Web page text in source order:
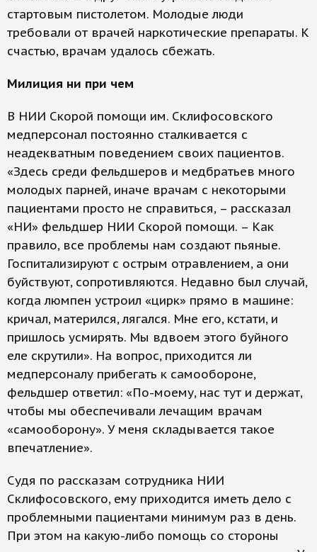
стартовым пистолетом. Молодые люди
требовали от врачей наркотические препараты. К
счастью, врачам удалось сбежать.
Милиция ни при чем
В НИИ Скорой помощи им. Склифосовского
медперсонал постоянно сталкивается с
неадекватным поведением своих пациентов.
«Здесь среди фельдшеров и медбратьев много
молодых парней, иначе врачам с некоторыми
пациентами просто не справиться, – рассказал
«НИ» фельдшер НИИ Скорой помощи. – Как
правило, все проблемы нам создают пьяные.
Госпитализируют с острым отравлением, а они
буйствуют, сопротивляются. Недавно был случай,
когда люмпен устроил «цирк» прямо в машине:
кричал, матерился, лягался. Мне его, кстати, и
пришлось усмирять. Мы вдвоем этого буйного
еле скрутили». На вопрос, приходится ли
медперсоналу прибегать к самообороне,
фельдшер ответил: «По-моему, нас тут и держат,
чтобы мы обеспечивали лечащим врачам
«самооборону». У меня складывается такое
впечатление».
Судя по рассказам сотрудника НИИ
Склифосовского, ему приходится иметь дело с
проблемными пациентами минимум раз в день.
При этом на какую-либо помощь со стороны